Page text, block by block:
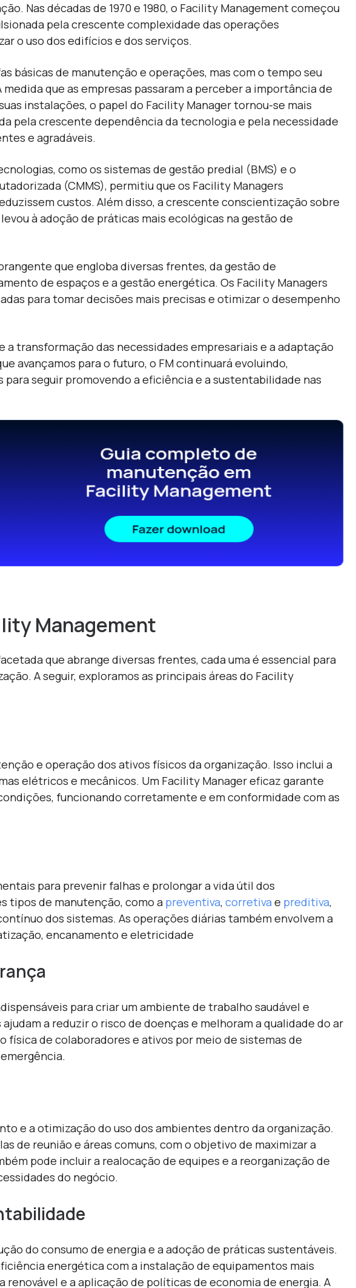
Nas décadas de 1970 e 1980, o Facility Management começou
pela crescente complexidade das operações
o uso dos edifícios e dos serviços.
básicas de manutenção e operações, mas com o tempo seu
que as empresas passaram a perceber a importância de
instalações, o papel do Facility Managertornou-se mais
pela crescente dependência da tecnologia e pela necessidade
e agradáveis.
como os sistemas de gestão predial (BMS)e o
(CMMS), permitiu que os Facility Managers
custos. Além disso, a crescente conscientização sobre
à adoção de práticas mais ecológicas na gestão de
que engloba diversas frentes, da gestão de
de espaços e a gestão energética. Os Facility Managers
para tomar decisões mais precisas e otimizar o desempenho
transformação das necessidades empresariais e a adaptação
avançamos para o futuro, o FM continuará evoluindo,
seguir promovendo a eficiência e a sustentabilidade nas
Management
que abrange diversas frentes, cada uma é essencial para
A seguir, exploramos as principais áreas do Facility
e operação dos ativos físicos da organização. Isso inclui a
elétricos e mecânicos. Um Facility Managereficaz garante
funcionando corretamente e em conformidade com as
para prevenir falhas e prolongar a vida útil dos
tipos de manutenção, como a preventiva,corretiva e preditiva,
dos sistemas. As operações diárias também envolvem a
encanamento e eletricidade
para criar um ambiente de trabalho saudável e
a reduzir o risco de doenças e melhoram a qualidade do ar
física de colaboradores e ativos por meio de sistemas de
e a otimização do uso dos ambientes dentro da organização.
de reunião e áreas comuns, com o objetivo de maximizar a
pode incluir a realocação de equipes e a reorganização de
do negócio.
do consumo deenergia e a adoção de práticas sustentáveis.
energética com a instalação de equipamentos mais
e a aplicação de políticas de economia de energia. A